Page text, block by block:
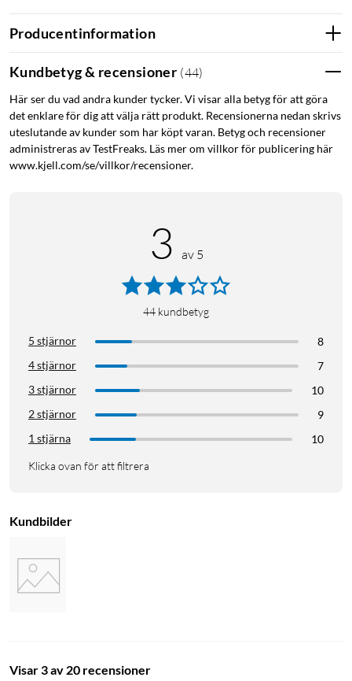
Producentinformation
Kundbetyg & recensioner (44)
Här ser du vad andra kunder tycker. Vi visar alla betyg för att göra
det enklare för dig att välja rätt produkt. Recensionerna nedan skrivs
uteslutande av kunder som har köpt varan. Betyg och recensioner
administreras av TestFreaks. Läs mer om villkor för publicering här
www.kjell.com/se/villkor/recensioner.
3 av 5
44 kundbetyg
5 stjärnor
8
4 stjärnor
7
3 stjärnor
10
2 stjärnor
9
1 stjärna
10
Klicka ovan för att filtrera
Kundbilder
Visar 3 av 20 recensioner